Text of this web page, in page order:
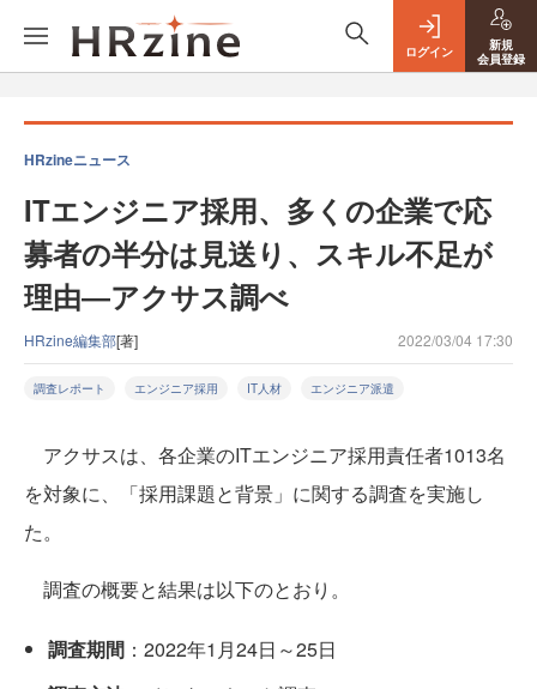
ログイン
新規
会員登録
HRzineニュース
ITエンジニア採用、多くの企業で応
募者の半分は見送り、スキル不足が
理由―アクサス調べ
HRzine編集部[著] 2022/03/04 17:30
調査レポート エンジニア採用 IT人材 エンジニア派遣
アクサスは、各企業のITエンジニア採用責任者1013名
を対象に、「採用課題と背景」に関する調査を実施し
た。
調査の概要と結果は以下のとおり。
調査期間 ：2022年1月24日～25日